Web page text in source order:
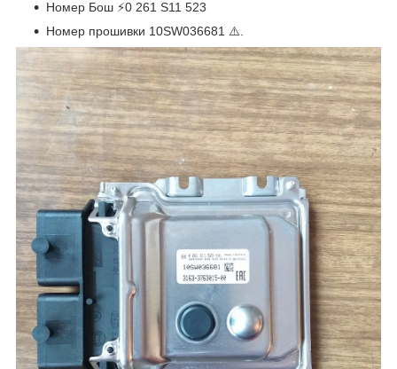
Номер Бош ⚡0 261 S11 523
Номер прошивки 10SW036681 ⚠️.